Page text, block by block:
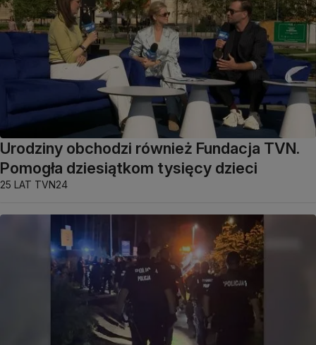
Urodziny obchodzi również Fundacja TVN.
Pomogła dziesiątkom tysięcy dzieci
25 LAT TVN24